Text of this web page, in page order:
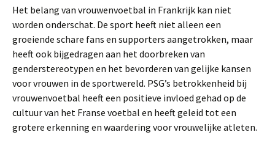
Het belang van vrouwenvoetbal in Frankrijk kan niet
worden onderschat. De sport heeft niet alleen een
groeiende schare fans en supporters aangetrokken, maar
heeft ook bijgedragen aan het doorbreken van
genderstereotypen en het bevorderen van gelijke kansen
voor vrouwen in de sportwereld. PSG’s betrokkenheid bij
vrouwenvoetbal heeft een positieve invloed gehad op de
cultuur van het Franse voetbal en heeft geleid tot een
grotere erkenning en waardering voor vrouwelijke atleten.